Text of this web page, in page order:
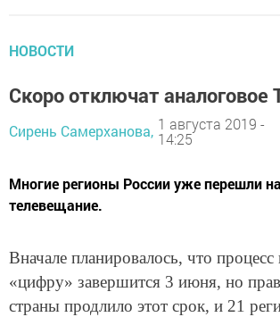
НОВОСТИ
Скоро отключат аналоговое
Сирень Самерханова, 1 августа 2019 -
14:25
Многие регионы России уже перешли
телевещание.
Вначале планировалось, что процесс
«цифру» завершится 3 июня, но
страны продлило этот срок, и 21